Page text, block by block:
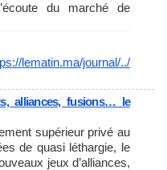
du marché de
lematin.ma/journal/../
alliances, fusions… le
supérieur privé au
de quasi léthargie, le
jeux d’alliances,